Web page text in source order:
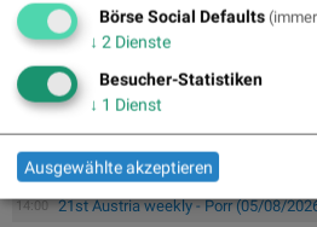
Virologie und Immunologie.
>> Besuchen Sie 55 weitere Partner auf
social.com/partner
14:00 21st Austria weekly - Porr (05/08/
Börse Social Defaults
↓ 2 Dienste
Besucher-Statistiken
↓ 1 Dienst
Ausgewählte akzeptieren